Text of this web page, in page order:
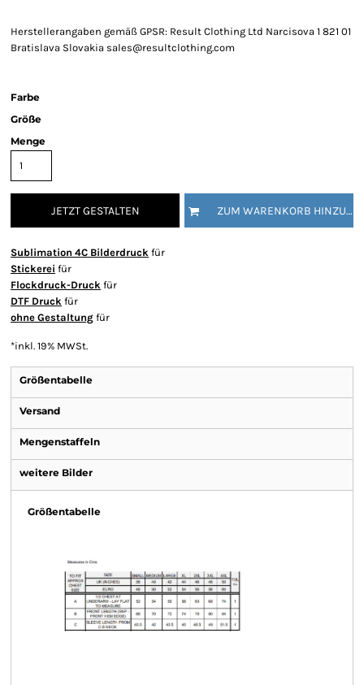
Herstellerangaben gemäß GPSR: Result Clothing Ltd Narcisova 1 821 01
Bratislava Slovakia sales@resultclothing.com
Farbe
Größe
Menge
JETZT GESTALTEN ZUM WARENKORB HINZUFÜGEN
Sublimation 4C Bilderdruck für
Stickerei für
Flockdruck-Druck für
DTF Druck für
ohne Gestaltung für
*inkl. 19% MWSt.
Größentabelle
Versand
Mengenstaffeln
weitere Bilder
Größentabelle